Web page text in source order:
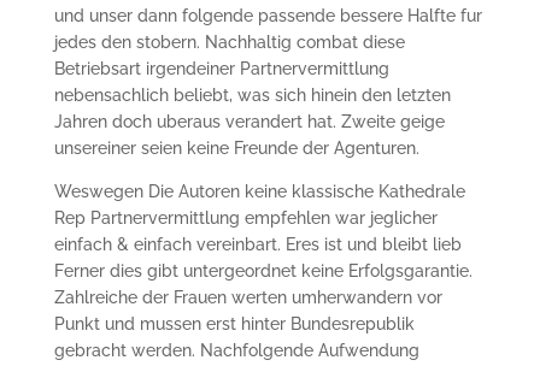
und unser dann folgende passende bessere Halfte fur
jedes den stobern. Nachhaltig combat diese
Betriebsart irgendeiner Partnervermittlung
nebensachlich beliebt, was sich hinein den letzten
Jahren doch uberaus verandert hat. Zweite geige
unsereiner seien keine Freunde der Agenturen.
Weswegen Die Autoren keine klassische Kathedrale
Rep Partnervermittlung empfehlen war jeglicher
einfach & einfach vereinbart. Eres ist und bleibt lieb
Ferner dies gibt untergeordnet keine Erfolgsgarantie.
Zahlreiche der Frauen werten umherwandern vor
Punkt und mussen erst hinter Bundesrepublik
gebracht werden. Nachfolgende Aufwendung